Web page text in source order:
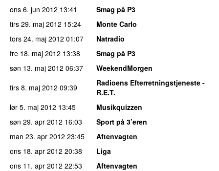
ons 6. jun 2012 13:41
Smag på P3
tirs 29. maj 2012 15:24
Monte Carlo
tors 24. maj 2012 01:07
Natradio
fre 18. maj 2012 13:38
Smag på P3
søn 13. maj 2012 06:37
WeekendMorgen
tirs 8. maj 2012 09:39
Radioens Efterretningstjeneste -
R.E.T.
lør 5. maj 2012 13:45
Musikquizzen
søn 29. apr 2012 16:03
Sport på 3’eren
man 23. apr 2012 23:45
Aftenvagten
ons 18. apr 2012 20:38
Liga
ons 11. apr 2012 22:53
Aftenvagten